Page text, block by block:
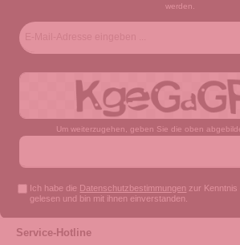
werden.
Um weiterzugehen, geben Sie die oben
Ich habe die Datenschutzbestimmungen zur Kenntnis
gelesen und bin mit ihnen einverstanden.
Service-Hotline